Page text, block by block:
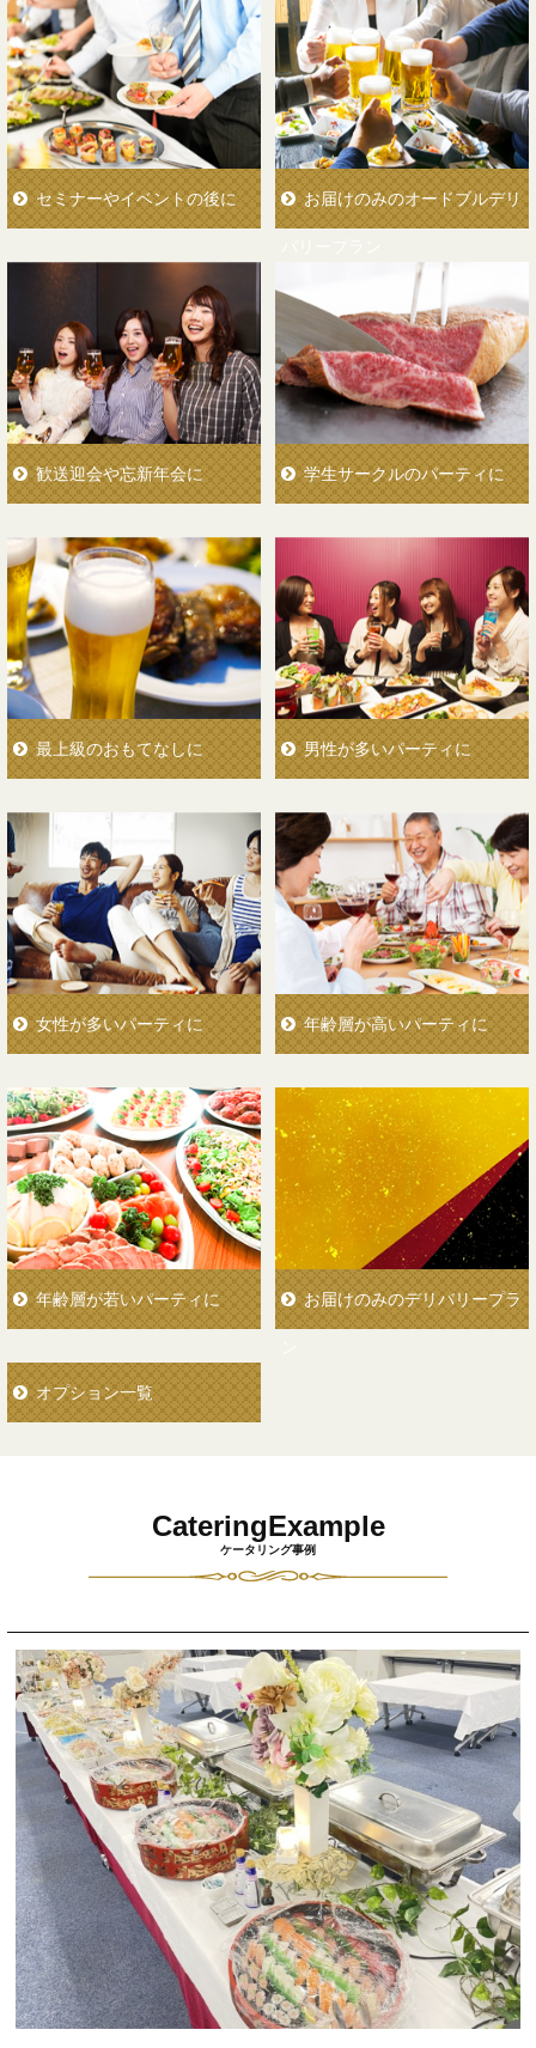
セミナーやイベントの後に お届けのみのオードブルデリ
歓送迎会や忘新年会に 学生サークルのパーティに
最上級のおもてなしに 男性が多いパーティに
女性が多いパーティに 年齢層が高いパーティに
年齢層が若いパーティに お届けのみのデリバリープラ
オプション一覧
CateringExample
ケータリング事例